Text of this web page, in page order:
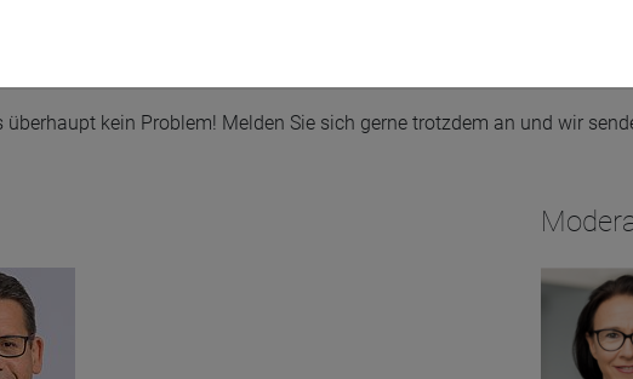
e-fundresearch.com Events Account hinterlegt.
überhaupt kein Problem! Melden Sie sich gerne trotzdem an und wir